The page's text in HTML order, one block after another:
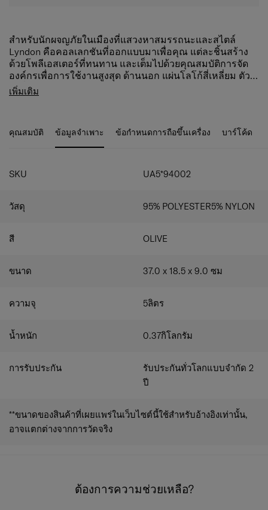
สำหรับนักผจญภัยในเมืองที่แสวงหาสมรรถนะและสไตล์
Lyndon คือคอลเลกชันที่ออกแบบมาเพื่อคุณ แต่ละชิ้นสร้าง
ด้วยโพลีเอสเตอร์ที่ทนทาน และเต็มไปด้วยคุณสมบัติการจัด
องค์กรเพื่อการใช้งานสูงสุด ด้านนอก แผ่นโลโก้สี่เหลี่ยม ตัว
ดึงสิ่งทอลายทแยงและรายละเอียดต่างๆ และฮาร์ดแวร์ตกแต่ง
สีดำสร้างรูปลักษณ์ที่แข็งแกร่งและทันสมัย โดยมี Lyndon เป็น
สายสะพายไหล่ปรับได้
มาพร้อมกับช่องซิปแยก 3 ช่อง
ช่องใส่ของแบบซิป
วัสดุ - ผ้าด้านนอกและซับในทำจากโพลีเอสเตอร์ 100%
เพิ่มเติม
คุณสมบัติ ข้อมูลจำเพาะ ข้อกำหนดการถือขึ้นเครื่อง บาร์โค้ด
SKU UA5*94002
วัสดุ 95% POLYESTER5% NYLON
สี OLIVE
ขนาด 37.0 x 18.5 x 9.0 ซม
ความจุ 5ลิตร
น้ำหนัก 0.37กิโลกรัม
การรับประกัน
รับประกันทั่วโลกแบบจำกัด 2
ปี
**ขนาดของสินค้าที่เผยแพร่ในเว็บไซต์นี้ใช้สำหรับอ้างอิงเท่านั้น,
อาจแตกต่างจากการวัดจริง
ต้องการความช่วยเหลือ?